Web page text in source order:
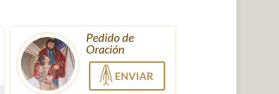
Pedido de
Oración
ENVIAR